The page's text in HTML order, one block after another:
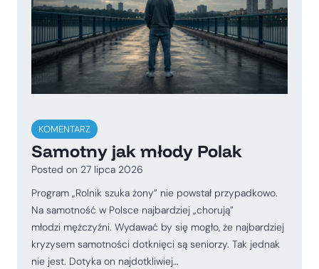
KOMENTARZ
Samotny jak młody Polak
Posted on 27 lipca 2026
Program „Rolnik szuka żony” nie powstał przypadkowo.
Na samotność w Polsce najbardziej „chorują”
młodzi mężczyźni. Wydawać by się mogło, że najbardziej
kryzysem samotności dotknięci są seniorzy. Tak jednak
nie jest. Dotyka on najdotkliwiej…